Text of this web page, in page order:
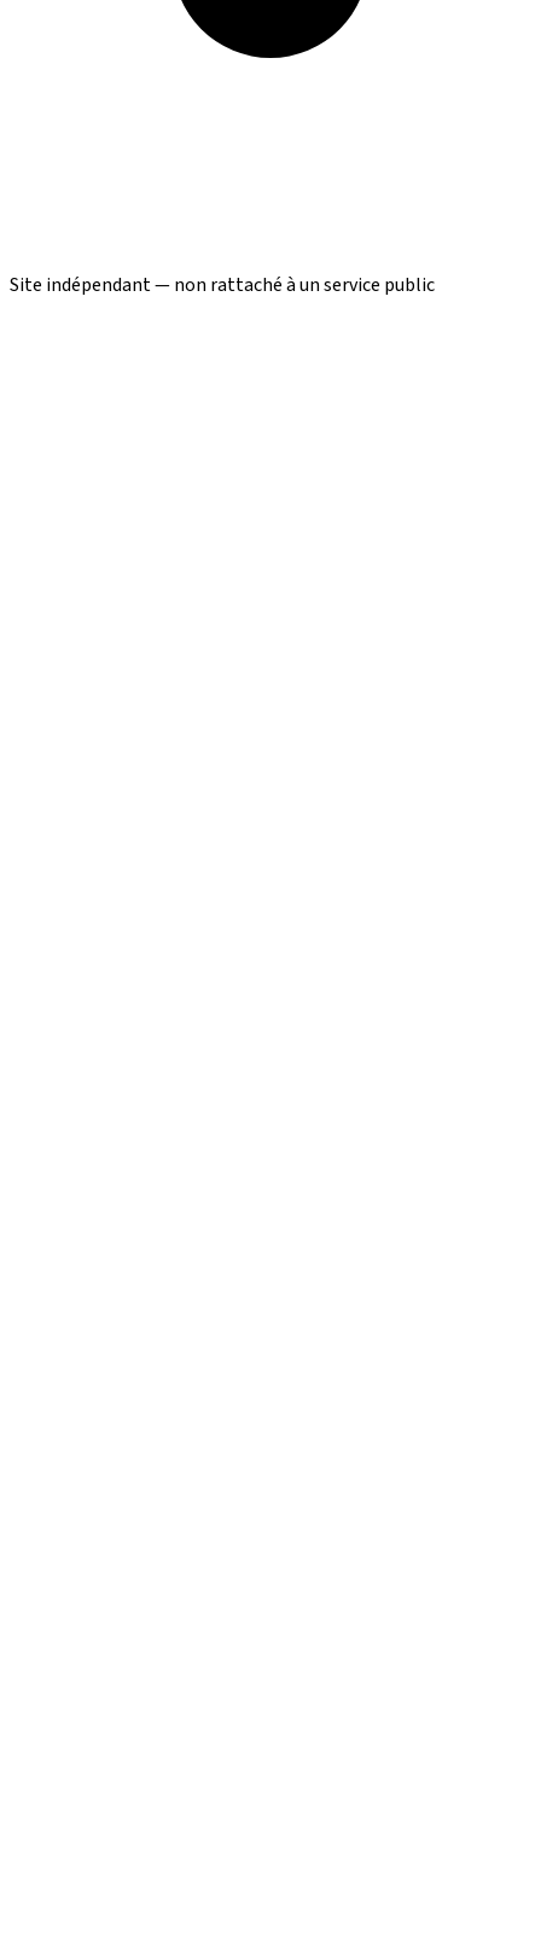
Site indépendant — non rattaché à un service public